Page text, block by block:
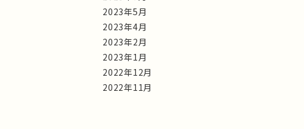
2023年5月
2023年4月
2023年2月
2023年1月
2022年12月
2022年11月